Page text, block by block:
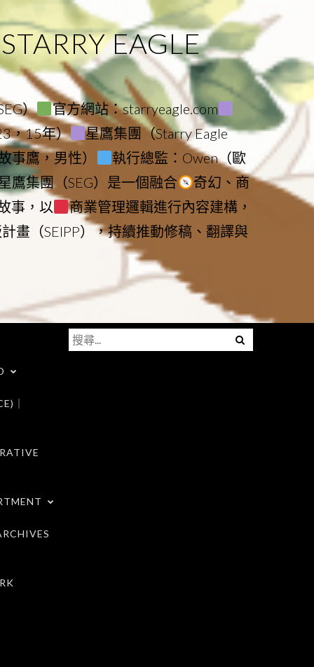
EAGLE
）
官方網站：starryeagle.com
，15年）
星鷹集團（Starry Eagle
事鷹，男性）
執行總監：Owen（歐
鷹集團（SEG）是一個融合
奇幻、商
事，以
商業管理邏輯進行內容建構，
畫（SEIPP），持續推動修稿、翻譯與
｜
Menu
搜
尋